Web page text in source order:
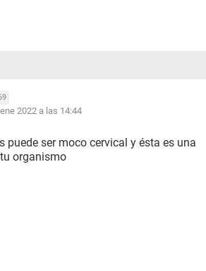
2022 a las 14:44
puede ser moco cervical y ésta es una
organismo